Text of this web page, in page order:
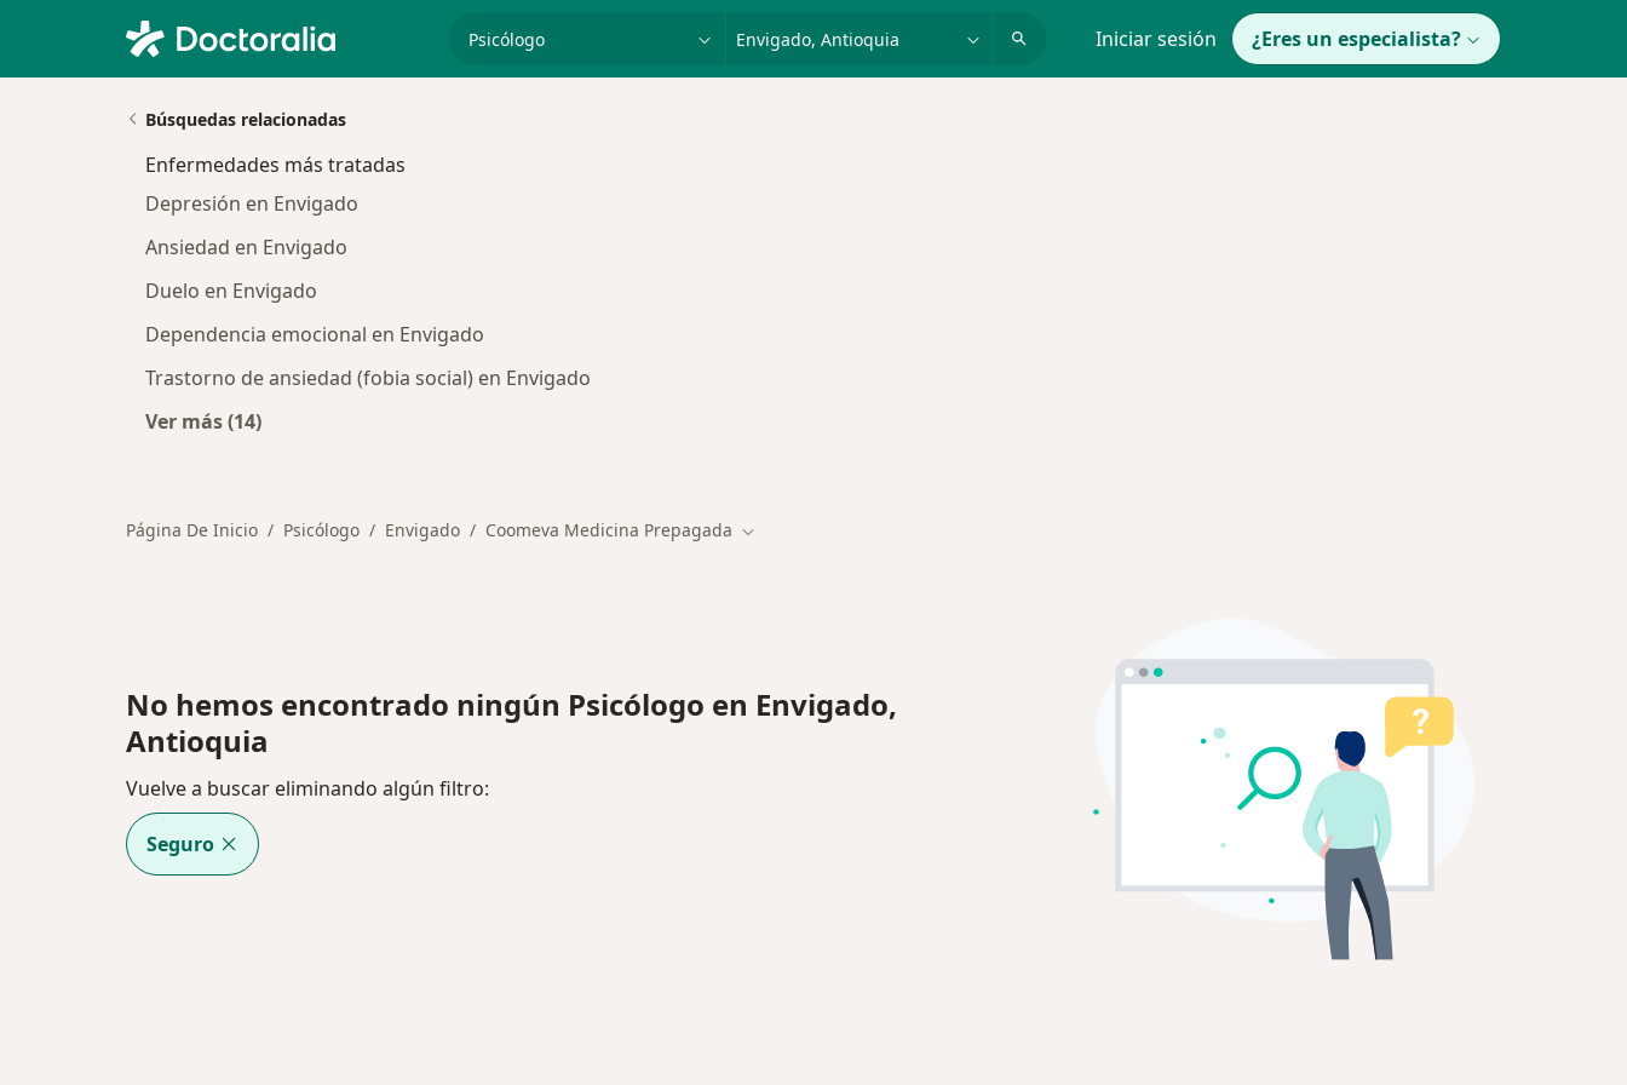
especialidad, enfermedad o nombre Iniciar sesión ¿Eres un especialista?
Búsquedas relacionadas
Enfermedades más tratadas
Depresión en Envigado
Ansiedad en Envigado
Duelo en Envigado
Dependencia emocional en Envigado
Trastorno de ansiedad (fobia social) en Envigado
Ver más (14)
Página De Inicio Psicólogo Envigado Coomeva Medicina Prepagada Cambiar de ciudad
No hemos encontrado ningún Psicólogo en Envigado,
Antioquia
Vuelve a buscar eliminando algún filtro:
Seguro